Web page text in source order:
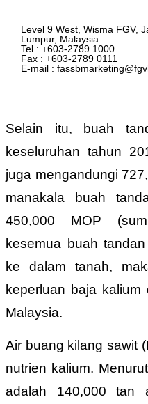
Level 9 West, Wisma FGV,
Lumpur, Malaysia
Tel : +603-2789 1000
Fax : +603-2789 0111
E-mail :
Selain itu, buah
keseluruhan tahun
juga mengandungi
manakala buah
450,000 MOP
kesemua buah
ke dalam tanah,
keperluan baja
Malaysia.
Air buang kilang sawit
nutrien kalium.
adalah 140,000 tan